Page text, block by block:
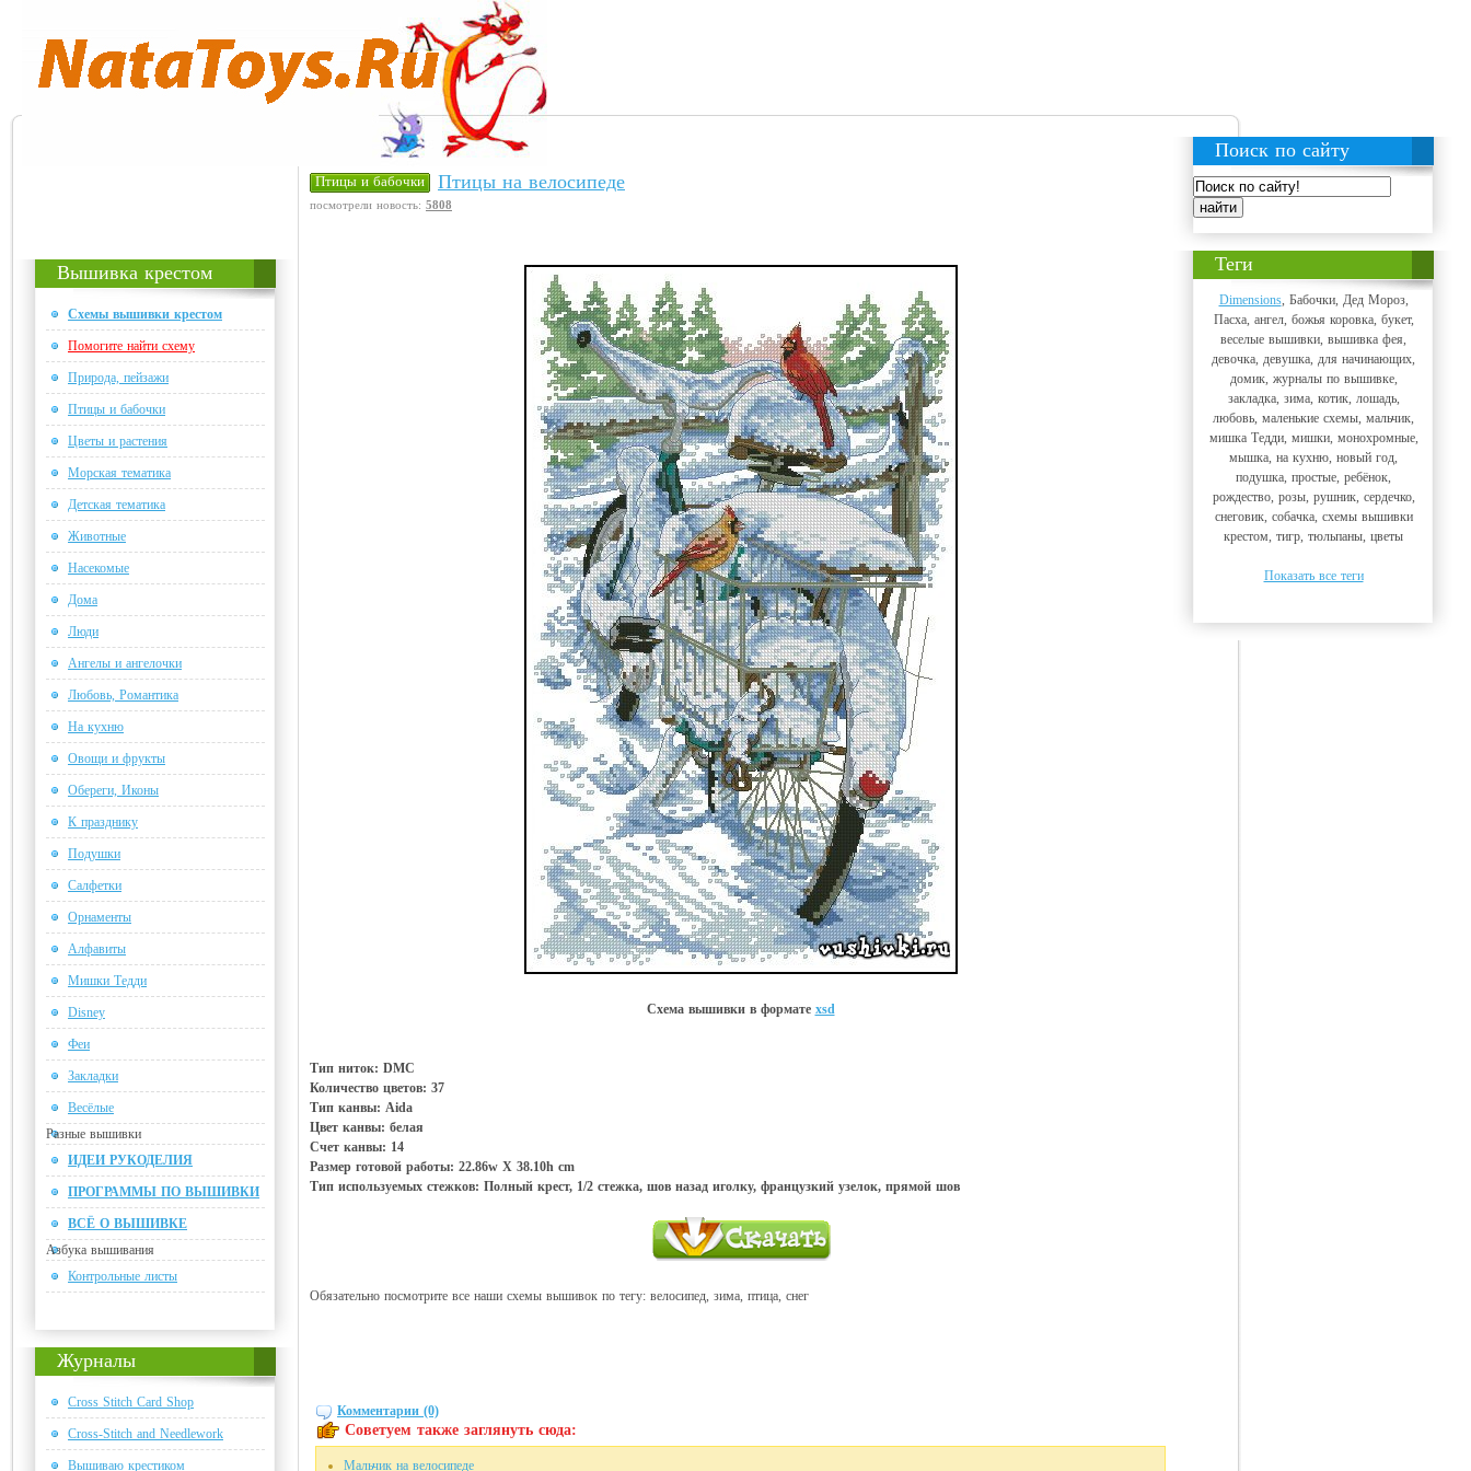
Вышивка крестом
Схемы вышивки крестом
Помогите найти схему
Природа, пейзажи
Птицы и бабочки
Цветы и растения
Морская тематика
Детская тематика
Животные
Насекомые
Дома
Люди
Ангелы и ангелочки
Любовь, Романтика
На кухню
Овощи и фрукты
Обереги, Иконы
К празднику
Подушки
Салфетки
Орнаменты
Алфавиты
Мишки Тедди
Disney
Феи
Закладки
Весёлые
Разные вышивки
ИДЕИ РУКОДЕЛИЯ
ПРОГРАММЫ ПО ВЫШИВКИ
ВСЁ О ВЫШИВКЕ
Азбука вышивания
Контрольные листы
Журналы
Cross Stitch Card Shop
Cross-Stitch and Needlework
Вышиваю крестиком
Птицы и бабочки Птицы на велосипеде
посмотрели новость: 5808
Схема вышивки в форматe xsd
Тип ниток: DMC
Количество цветов: 37
Тип канвы: Aida
Цвет канвы: белая
Счет канвы: 14
Размер готовой работы: 22.86w X 38.10h cm
Тип используемых стежков: Полный крест, 1/2 стежка, шов назад иголку, французкий узелок, прямой шов
Обязательно посмотрите все наши схемы вышивок по тегу: велосипед, зима, птица, снег
Комментарии (0)
Советуем также заглянуть сюда:
Мальчик на велосипеде
Поиск по сайту
Теги
Dimensions, Бабочки, Дед Мороз,
Пасха, ангел, божья коровка, букет,
веселые вышивки, вышивка фея,
девочка, девушка, для начинающих,
домик, журналы по вышивке,
закладка, зима, котик, лошадь,
любовь, маленькие схемы, мальчик,
мишка Тедди, мишки, монохромные,
мышка, на кухню, новый год,
подушка, простые, ребёнок,
рождество, розы, рушник, сердечко,
снеговик, собачка, схемы вышивки
крестом, тигр, тюльпаны, цветы
Показать все теги